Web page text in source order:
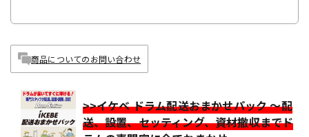
商品についてのお問い合わせ
>>イケベ ドラム配送おまかせパック ～配
送、設置、セッティング、資材撤収までド